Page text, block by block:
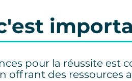
pour la réussite est
offrant des ressources